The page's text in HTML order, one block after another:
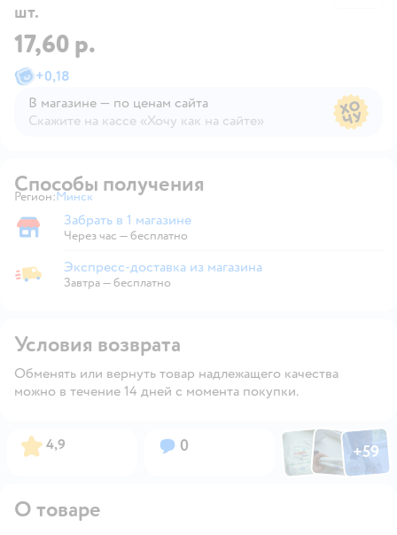
шт.
17,60 р.
+0,18
В магазине — по ценам сайта
Скажите на кассе «Хочу как на сайте»
Способы получения
Регион: Выбор адреса доставки.
Минск
Забрать в магазине
Забрать в 1 магазине
Через час — бесплатно
Экспресс-доставка из магазина
Экспресс-доставка из магазина
Завтра—бесплатно
Условия возврата
Обменять или вернуть товар надлежащего качества
можно в течение 14 дней с момента покупки.
Рейтинг:
4,9 Вопросов:
0 ФотоФотоФото
+59
Открыть
О товаре